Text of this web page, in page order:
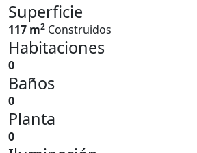
Superficie
117 m2 Construidos
Habitaciones
0
Baños
0
Planta
0